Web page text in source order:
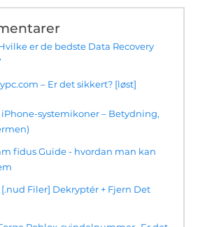
er de bedste Data Recovery
– Er det sikkert? [løst]
iPhone-systemikoner – Betydning,
fidus Guide - hvordan man kan
Filer] Dekryptér + Fjern Det